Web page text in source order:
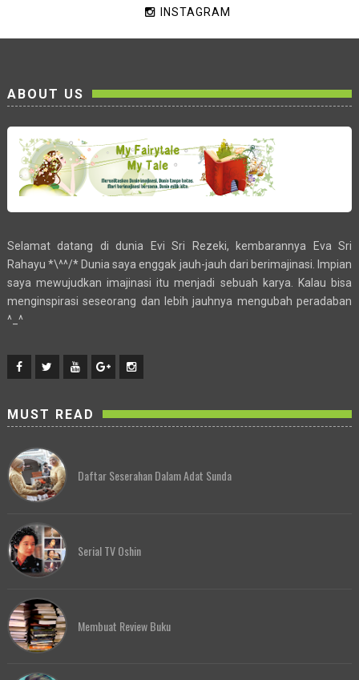
INSTAGRAM
ABOUT US
Selamat datang di dunia Evi Sri Rezeki, kembarannya Eva Sri
Rahayu *\^^/* Dunia saya enggak jauh-jauh dari berimajinasi. Impian
saya mewujudkan imajinasi itu menjadi sebuah karya. Kalau bisa
menginspirasi seseorang dan lebih jauhnya mengubah peradaban
^_^
MUST READ
Daftar Seserahan Dalam Adat Sunda
Serial TV Oshin
Membuat Review Buku